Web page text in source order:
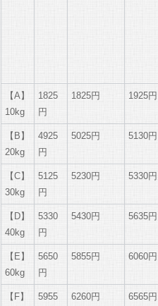
【A】
10kg
1825
円
1825円 1925円
【B】
20kg
4925
円
5025円 5130円
【C】
30kg
5125
円
5230円 5330円
【D】
40kg
5330
円
5430円 5635円
【E】
60kg
5650
円
5855円 6060円
【F】
5955
6260円 6565円